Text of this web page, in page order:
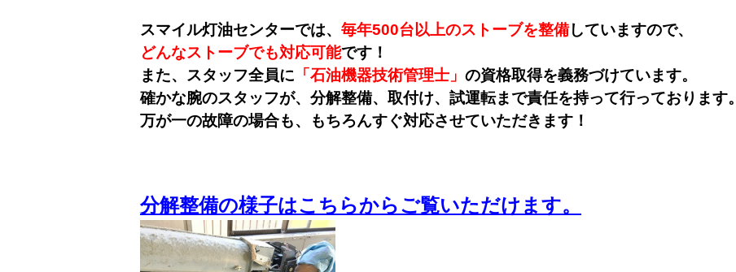
スマイル灯油センターでは、 毎年500台以上のストーブを整備していますので、
どんなストーブでも対応可能です！
また、スタッフ全員に 「石油機器技術管理士」 の資格取得を義務づけています。
確かな腕のスタッフが、分解整備、取付け、試運転まで責任を持って行っております。
万が一の故障の場合も、もちろんすぐ対応させていただきます！
分解整備の様子はこちらからご覧いただけます。